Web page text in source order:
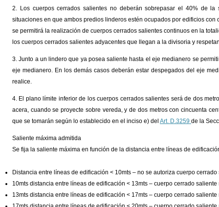
2. Los cuerpos cerrados salientes no deberán sobrepasar el 40% de
situaciones en que ambos predios linderos estén ocupados por edificios
se permitirá la realización de cuerpos cerrados salientes continuos en la
los cuerpos cerrados salientes adyacentes que llegan a la divisoria y
3. Junto a un lindero que ya posea saliente hasta el eje medianero se
eje medianero. En los demás casos deberán estar despegados del eje
realice.
4. El plano límite inferior de los cuerpos cerrados salientes será de dos
acera, cuando se proyecte sobre vereda, y de dos metros con cincuenta
que se tomarán según lo establecido en el inciso e) del Art. D.3259 de la
Saliente máxima admitida
Se fija la saliente máxima en función de la distancia entre líneas de
Distancia entre líneas de edificación < 10mts – no se autoriza cuerpo cerrado
10mts distancia entre líneas de edificación < 13mts – cuerpo cerrado saliente
13mts distancia entre líneas de edificación < 17mts – cuerpo cerrado saliente